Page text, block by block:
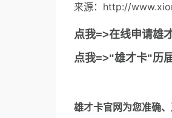
来源：http://
点我=>在线申请雄
点我=>"雄才卡"历
雄才卡官网为您准确